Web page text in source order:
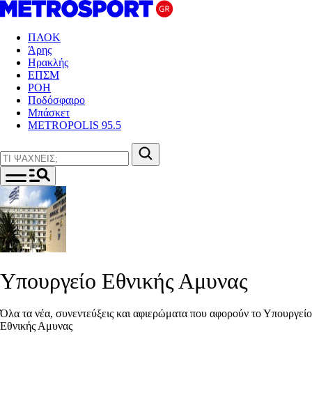
ΠΑΟΚ
Άρης
Ηρακλής
ΕΠΣΜ
ΡΟΗ
Ποδόσφαιρο
Μπάσκετ
METROPOLIS 95.5
Υπουργείο Εθνικής Αμυνας
Όλα τα νέα, συνεντεύξεις και αφιερώματα που αφορούν το Υπουργείο
Εθνικής Αμυνας